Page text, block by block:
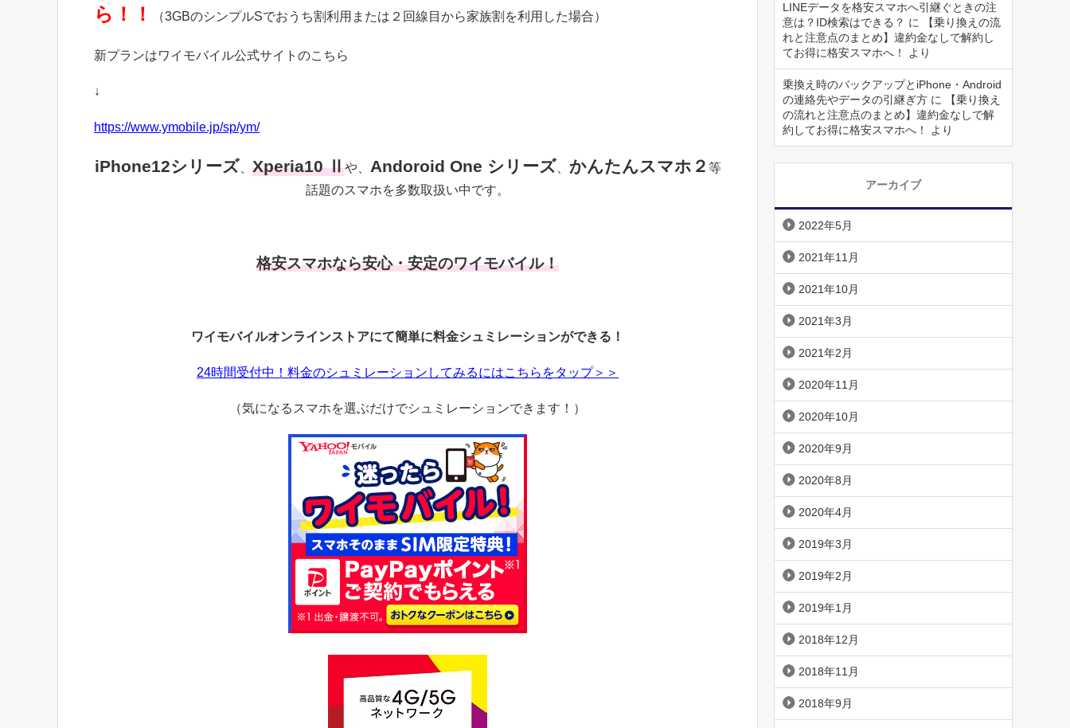
ら！！
（3GBのシンプルSでおうち割利用または２回線目から家族割を利用した場合）
新プランはワイモバイル公式サイトのこちら
↓
https://www.ymobile.jp/sp/ym/
iPhone12シリーズ Xperia10 Ⅱや、 Andoroid One シリーズ かんたんスマホ２ 等
話題のスマホを多数取扱い中です。
格安スマホなら安心・安定のワイモバイル！
ワイモバイルオンラインストアにて簡単に料金シュミレーションができる！
24時間受付中！料金のシュミレーションしてみるにはこちらをタップ＞＞
（気になるスマホを選ぶだけでシュミレーションできます！）
LINEデータを格安スマホへ引継ぐときの注
意は？ID検索はできる？ に
【乗り換えの流
れと注意点のまとめ】違約金なしで解約し
てお得に格安スマホへ！
より
乗換え時のバックアップとiPhone・Android
の連絡先やデータの引継ぎ方 に
【乗り換え
の流れと注意点のまとめ】違約金なしで解
約してお得に格安スマホへ！
より
アーカイブ
2022年5月
2021年11月
2021年10月
2021年3月
2021年2月
2020年11月
2020年10月
2020年9月
2020年8月
2020年4月
2019年3月
2019年2月
2019年1月
2018年12月
2018年11月
2018年9月